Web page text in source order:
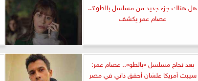
هل هناك جزء جديد من مسلسل بالطو؟..
عصام عمر يكشف
بعد نجاح مسلسل «بالطو».. عصام عمر:
سيبت أمريكا علشان أحقق ذاتي في مصر